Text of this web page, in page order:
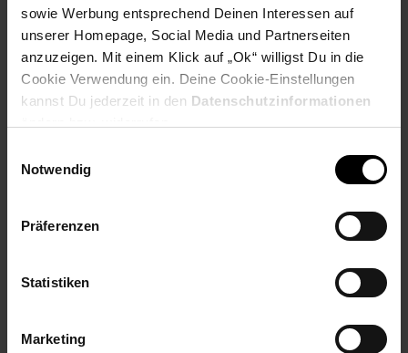
sowie Werbung entsprechend Deinen Interessen auf
unserer Homepage, Social Media und Partnerseiten
anzuzeigen. Mit einem Klick auf „Ok“ willigst Du in die
Cookie Verwendung ein. Deine Cookie-Einstellungen
kannst Du jederzeit in den Datenschutzinformationen
Notwendig
Präferenzen
Statistiken
Marketing
Payback Punkte Basis°Punkte:
83
Extra°Punkte:
0
Produktbeschreibung
Der TEFAL Kontaktgrill GC7178 OptiGrill+ überzeugt mit 6
Geflügel, Sandwiches, Würstchen, Steaks und Fisch entwickelt
wurden. Eine exklusive Technologie passt die Temperatur und
zu erzielen. Zusätzlich bietet der Grill eine Auftaufunktion und
ein manuelles Programm für individuelle Anpassungen.
EAN: 3168437251857